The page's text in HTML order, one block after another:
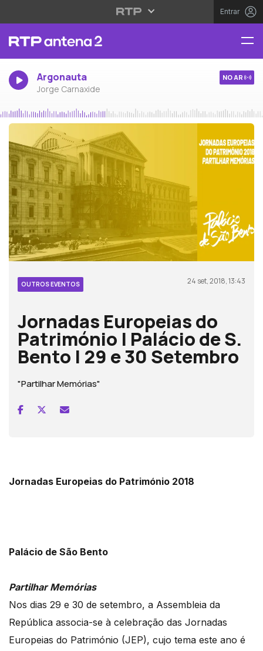
Entrar
Argonauta
Jorge Carnaxide
NO AR
OUTROS EVENTOS 24 set, 2018, 13:43
Jornadas Europeias do
Património | Palácio de S.
Bento | 29 e 30 Setembro
"Partilhar Memórias"
Jornadas Europeias do Património 2018
Palácio de São Bento
Partilhar Memórias
Nos dias 29 e 30 de setembro, a Assembleia da
República associa-se à celebração das Jornadas
Europeias do Património (JEP), cujo tema este ano é